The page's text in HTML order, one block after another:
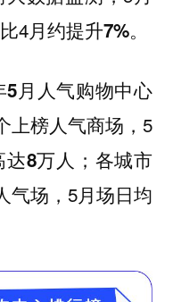
4月约提升7%。
5月人气购物中心
上榜人气商场，5
达8万人 ；各城市
气场，5月场日均